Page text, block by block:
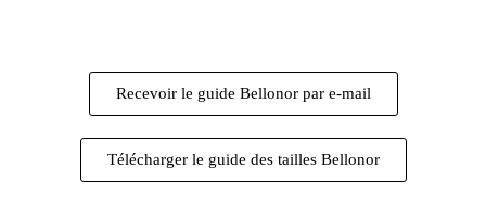
Recevoir le guide Bellonor par e-mail
Télécharger le guide des tailles Bellonor